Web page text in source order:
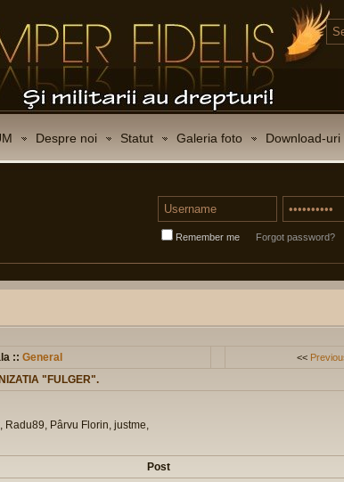
Despre noi Statut Galeria foto Download-uri
Remember me Forgot password?
:: General <<
"FULGER".
Radu89, Pârvu Florin, justme,
Post